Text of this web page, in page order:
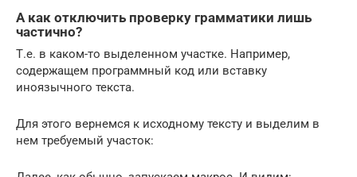
А как отключить проверку грамматики лишь
частично?
Т.е. в каком-то выделенном участке. Например,
содержащем программный код или вставку
иноязычного текста.
Для этого вернемся к исходному тексту и выделим в
нем требуемый участок: